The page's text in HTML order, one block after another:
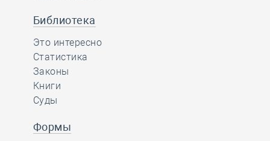
Библиотека
Это интересно
Статистика
Законы
Книги
Суды
Формы